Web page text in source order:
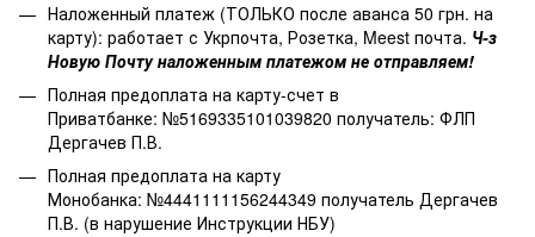
Наложенный платеж (ТОЛЬКО после аванса 50 грн. на
карту): работает с Укрпочта, Розетка, Meest почта. Ч-з
Новую Почту наложенным платежом не отправляем!
Полная предоплата на карту-счет в
Приватбанке: №5169335101039820 получатель: ФЛП
Дергачев П.В.
Полная предоплата на карту
Монобанка: №4441111156244349 получатель Дергачев
П.В. (в нарушение Инструкции НБУ)